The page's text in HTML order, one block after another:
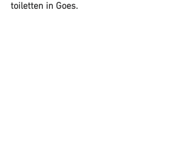
toiletten in Goes.